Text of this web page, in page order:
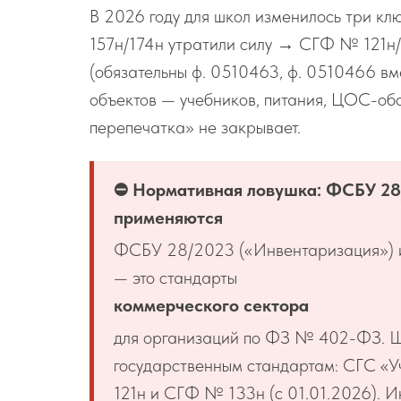
В 2026 году для школ изменилось три
157н/174н утратили силу → СГФ №
(обязательны ф. 0510463, ф. 0510466
объектов — учебников, питания, ЦОС-
перепечатка» не закрывает.
⛔ Нормативная ловушка: ФСБУ
применяются
ФСБУ 28/2023 («Инвентаризация»)
— это стандарты
коммерческого сектора
для организаций по ФЗ № 402-ФЗ.
государственным стандартам: СГС
121н и СГФ № 133н (с 01.01.2026).